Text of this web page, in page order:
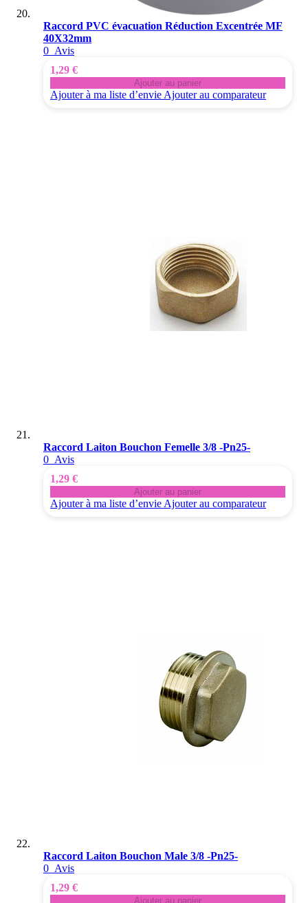
Raccord PVC évacuation Réduction Excentrée MF
40X32mm
0 Avis
1,29 €
Ajouter au panier
Ajouter à ma liste d’envie Ajouter au comparateur
Raccord Laiton Bouchon Femelle 3/8 -Pn25-
0 Avis
1,29 €
Ajouter au panier
Ajouter à ma liste d’envie Ajouter au comparateur
Raccord Laiton Bouchon Male 3/8 -Pn25-
0 Avis
1,29 €
Ajouter au panier